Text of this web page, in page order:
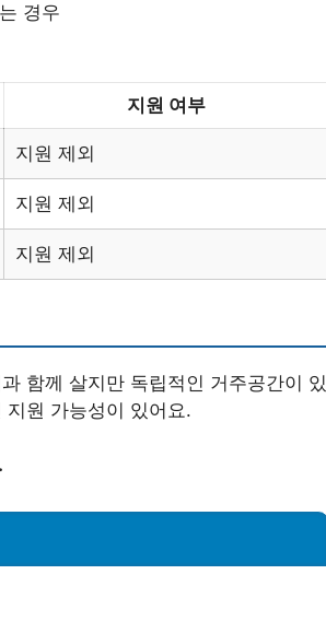
경우
지원 여부
지원 제외
지원 제외
지원 제외
함께 살지만 독립적인 거주공간이 있
원 가능성이 있어요.